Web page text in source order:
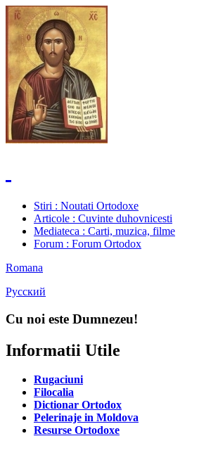
Stiri : Noutati Ortodoxe
Articole : Cuvinte duhovnicesti
Mediateca : Carti, muzica, filme
Forum : Forum Ortodox
Romana
Русский
Cu noi este Dumnezeu!
Informatii Utile
Rugaciuni
Filocalia
Dictionar Ortodox
Pelerinaje in Moldova
Resurse Ortodoxe